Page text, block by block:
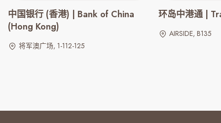
中国银行 (香港) | Bank of China
(Hong Kong)
将军澳广场, 1-112-125
环岛中港通 |
AIRSIDE, B135